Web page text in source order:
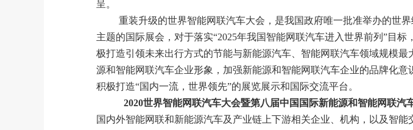
呈。
重装升级的世界智能网联汽车大会，是我国政府唯一批准举办的世
主题的国际展会，对于落实“2025年我国智能网联汽车进入世界前列”目
极打造引领未来出行方式的节能与新能源汽车、智能网联汽车领域规模
源和智能网联汽车企业形象，加强新能源和智能网联汽车企业的品牌化
积极打造“国内一流，世界领先”的展览展示和国际交流平台。
2020世界智能网联汽车大会暨第八届中国国际新能源和智能网联汽
国内外智能网联和新能源汽车及产业链上下游相关企业、机构，以及智